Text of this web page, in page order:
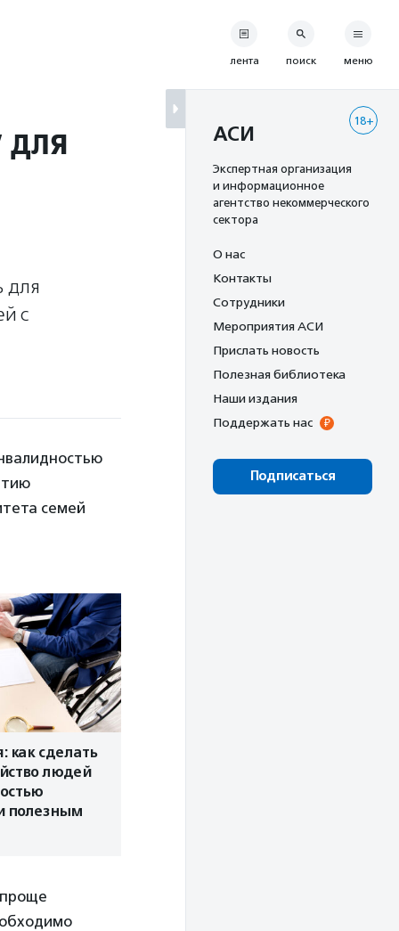
для
с
семей
как сделать
людей
полезным
лента поиск меню
18+
АСИ
Экспертная организация
и информационное
агентство некоммерческого
сектора
О нас
Контакты
Сотрудники
Мероприятия АСИ
Прислать новость
Полезная библиотека
Наши издания
Поддержать нас
Подписаться